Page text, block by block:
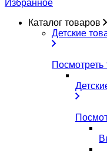
Избранное
Каталог товаров
Детские
Посмотреть